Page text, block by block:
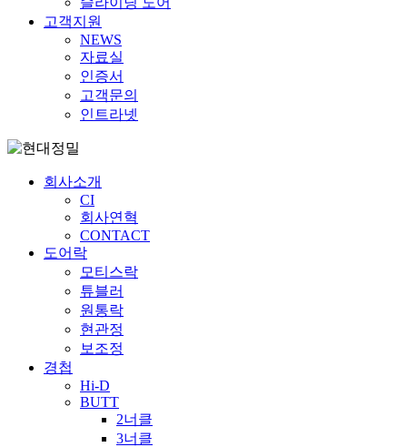
고객지원
NEWS
자료실
인증서
고객문의
인트라넷
회사소개
CI
회사연혁
CONTACT
도어락
모티스락
튜블러
원통락
현관정
보조정
경첩
Hi-D
BUTT
2너클
3너클